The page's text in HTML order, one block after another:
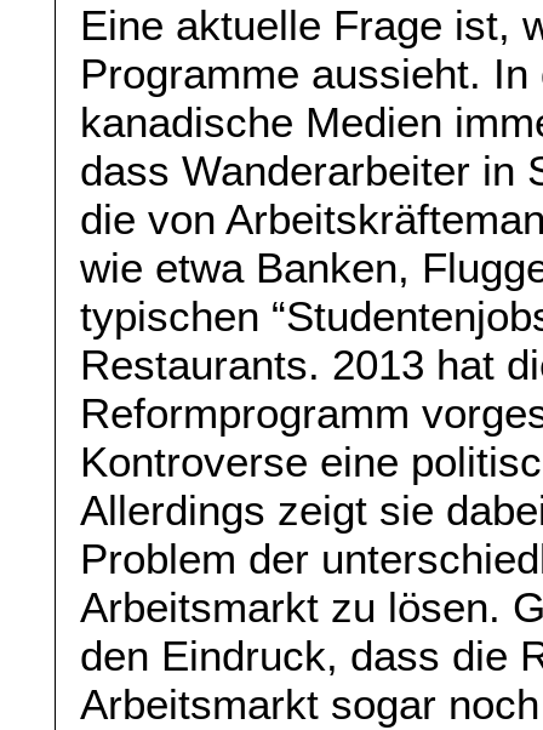
Eine aktuelle Frage ist,
Programme aussieht.
kanadische Medien
dass Wanderarbeiter in
die von
wie etwa Banken,
typischen
Restaurants. 2013 hat
Reformprogramm
Kontroverse eine
Allerdings zeigt sie
Problem der
Arbeitsmarkt zu lösen.
den Eindruck, dass die
Arbeitsmarkt sogar